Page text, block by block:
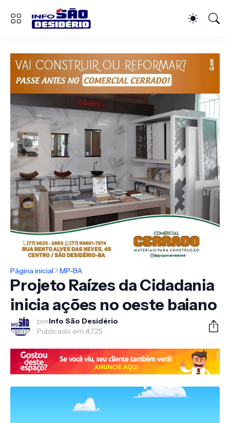
Página inicial MP-BA
Projeto Raízes da Cidadania
inicia ações no oeste baiano
porInfo São Desidério
Publicado em:4.7.25